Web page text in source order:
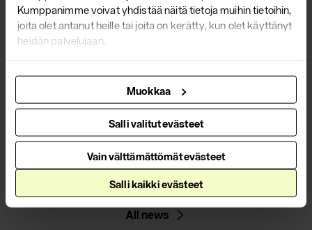
Kumppanimme voivat yhdistää näitä tietoja muihin tietoihin,
joita olet antanut heille tai joita on kerätty, kun olet käyttänyt
heidän palvelujaan.
Salli kaikki evästeet
Muokkaa
Salli valitut evästeet
Vain välttämättömät evästeet
Magazine
Read our
about the master of Finnish design in
the June issue of Scan Magazine!
Read more
All news